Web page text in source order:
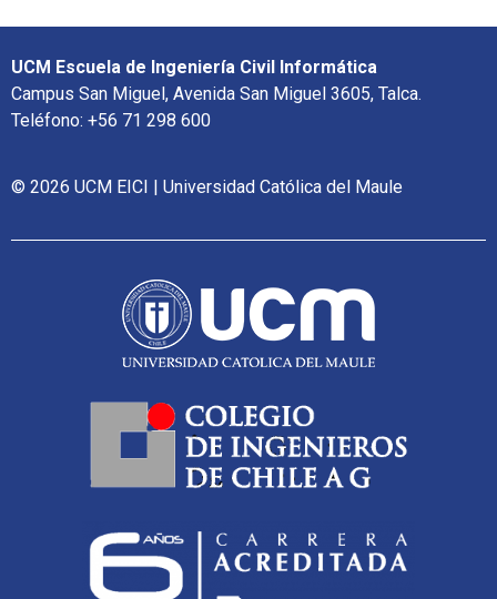
UCM Escuela de Ingeniería Civil Informática
Campus San Miguel, Avenida San Miguel 3605, Talca.
Teléfono: +56 71 298 600
© 2026 UCM EICI | Universidad Católica del Maule